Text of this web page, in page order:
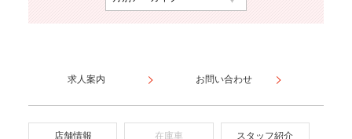
求人案内 お問い合わせ
店舗情報 在庫車 スタッフ紹介